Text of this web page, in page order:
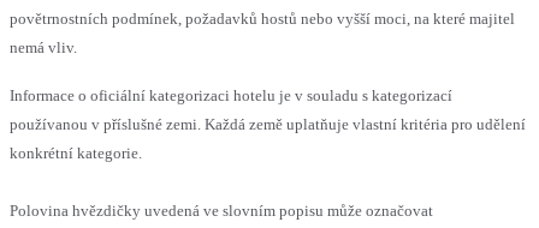
povětrnostních podmínek, požadavků hostů nebo vyšší moci, na které majitel
nemá vliv.
Informace o oficiální kategorizaci hotelu je v souladu s kategorizací
používanou v příslušné zemi. Každá země uplatňuje vlastní kritéria pro udělení
konkrétní kategorie.
Polovina hvězdičky uvedená ve slovním popisu může označovat